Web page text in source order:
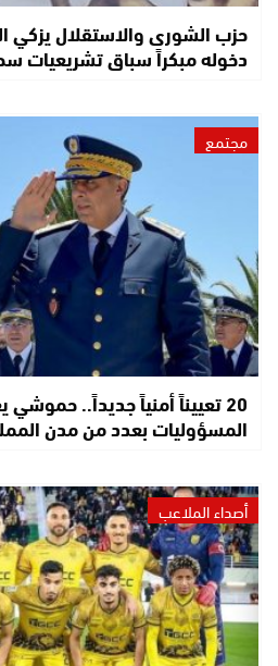
حزب الشورى والاستقلال يزكي
دخوله مبكراً سباق تشريعيات
مجتمع
20 تعييناً أمنياً جديداً..
المسؤوليات بعدد من مدن
أصداء الملاعب